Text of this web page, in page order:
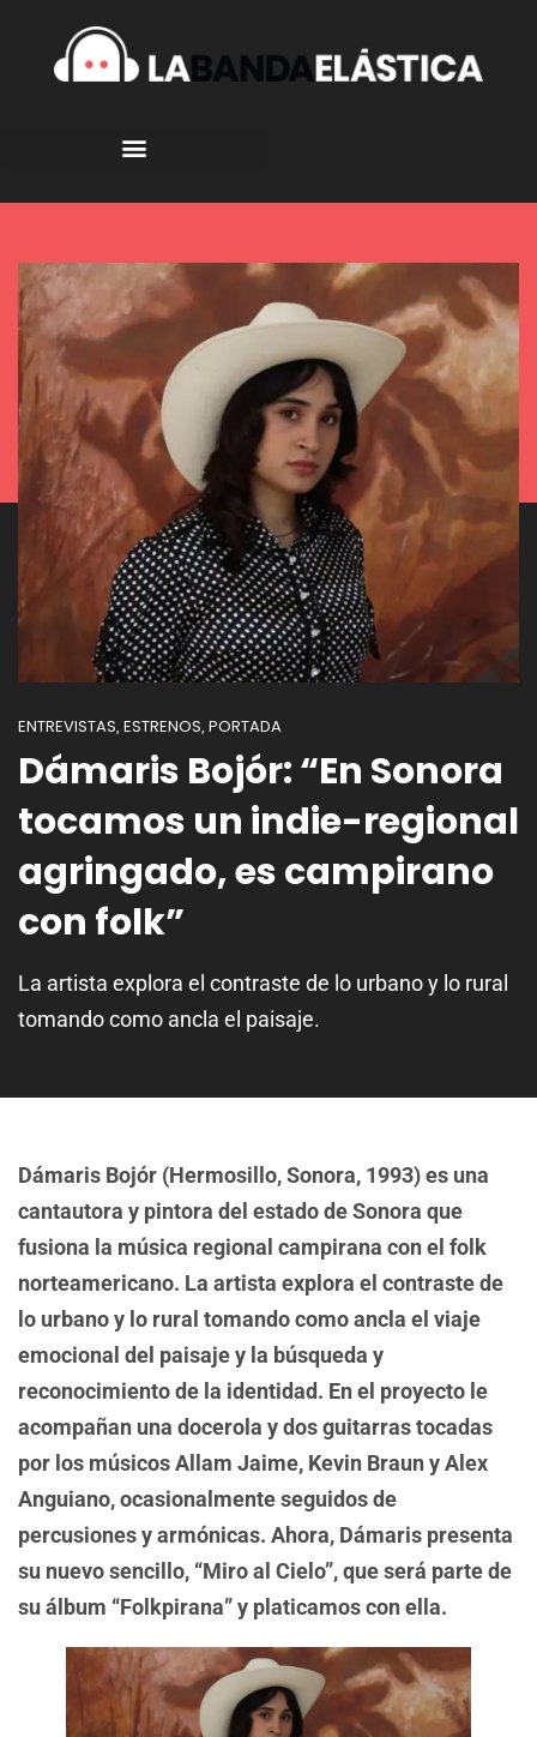
ENTREVISTAS, ESTRENOS, PORTADA
Dámaris Bojór: “En Sonora
tocamos un indie-regional
agringado, es campirano
con folk”
La artista explora el contraste de lo urbano y lo rural
tomando como ancla el paisaje.
Dámaris Bojór (Hermosillo, Sonora, 1993) es una
cantautora y pintora del estado de Sonora que
fusiona la música regional campirana con el folk
norteamericano. La artista explora el contraste de
lo urbano y lo rural tomando como ancla el viaje
emocional del paisaje y la búsqueda y
reconocimiento de la identidad. En el proyecto le
acompañan una docerola y dos guitarras tocadas
por los músicos Allam Jaime, Kevin Braun y Alex
Anguiano, ocasionalmente seguidos de
percusiones y armónicas. Ahora, Dámaris presenta
su nuevo sencillo, “Miro al Cielo”, que será parte de
su álbum “Folkpirana” y platicamos con ella.